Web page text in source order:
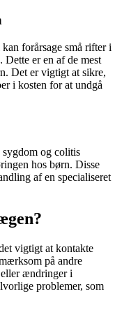
forårsage små rifter i
er en af de mest
Det er vigtigt at sikre,
i kosten for at undgå
sygdom og colitis
hos børn. Disse
af en specialiseret
vigtigt at kontakte
på andre
ændringer i
problemer, som